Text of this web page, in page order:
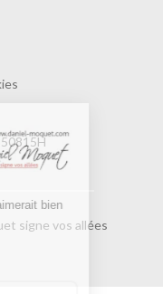
signe vos allées
mais on aimerait bien